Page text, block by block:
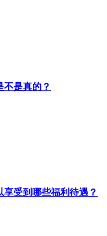
不是真的？
享受到哪些福利待遇？